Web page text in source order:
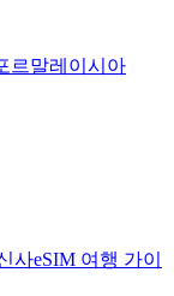
르말레이시아
사eSIM 여행 가이